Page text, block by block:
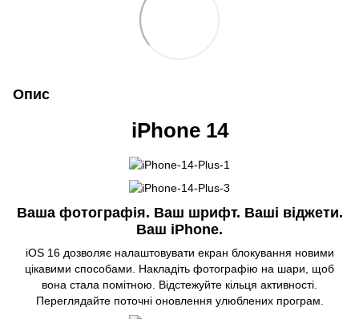
Опис
iPhone 14
Ваша фотографія. Ваш шрифт. Ваші віджети.
Ваш iPhone.
iOS 16 дозволяє налаштовувати екран блокування новими
цікавими способами. Накладіть фотографію на шари, щоб
вона стала помітною. Відстежуйте кільця активності.
Переглядайте поточні оновлення улюблених програм.